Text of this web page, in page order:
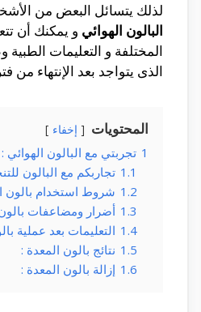
لذلك يتسائل البعض من
البالون الهوائي و يمكنك أن
المختلفة و التعليمات الطبية
الذى يتواجد بعد الإنتهاء من
المحتويات إخفاء
1 تجربتي مع البالون الهوائي :
1.1 تجاربكم مع البالون
1.2 شروط استخدام بالون
1.3 أضرار ومضاعفات
1.4 التعليمات بعد عملية
1.5 نتائج بالون المعدة :
1.6 إزالة بالون المعدة :